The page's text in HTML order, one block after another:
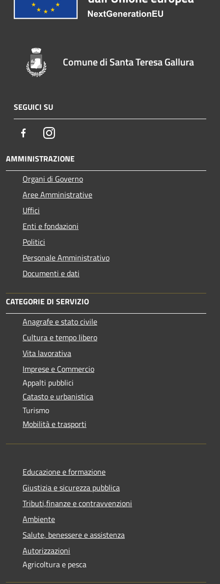
Comune di Santa Teresa Gallura
SEGUICI SU
FacebookInstagram
AMMINISTRAZIONE
Organi di Governo
Aree Amministrative
Uffici
Enti e fondazioni
Politici
Personale Amministrativo
Documenti e dati
CATEGORIE DI SERVIZIO
Anagrafe e stato civile
Cultura e tempo libero
Vita lavorativa
Imprese e Commercio
Appalti pubblici
Catasto e urbanistica
Turismo
Mobilità e trasporti
Educazione e formazione
Giustizia e sicurezza pubblica
Tributi,finanze e contravvenzioni
Ambiente
Salute, benessere e assistenza
Autorizzazioni
Agricoltura e pesca